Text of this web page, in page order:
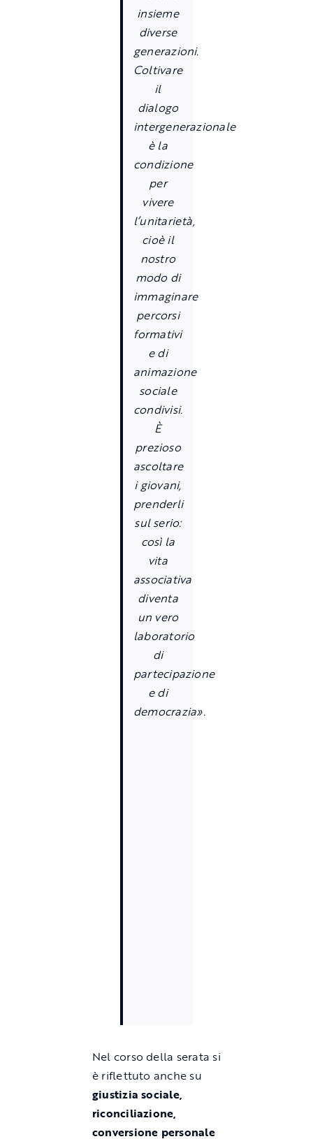
insieme
diverse
generazioni.
Coltivare
il
dialogo
intergenerazionale
è la
condizione
per
vivere
l’unitarietà,
cioè il
nostro
modo di
immaginare
percorsi
formativi
e di
animazione
sociale
condivisi.
È
prezioso
ascoltare
i giovani,
prenderli
sul serio:
così la
vita
associativa
diventa
un vero
laboratorio
di
partecipazione
e di
democrazia».
Nel corso della serata si
è riflettuto anche su
giustizia sociale,
riconciliazione,
conversione personale